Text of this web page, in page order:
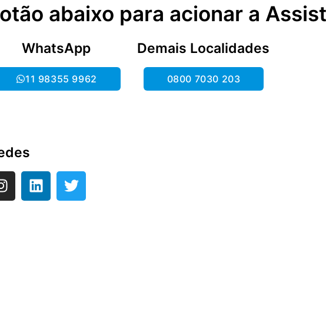
abaixo para acionar a
WhatsApp
11 98355 9962
Demais Localidades
0800 7030 203